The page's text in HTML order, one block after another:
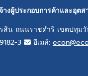
างผู้ประกอบการค้าและอุต
สิน ถนนราชดำริ เขตปทุมวั
3
อีเมล์: